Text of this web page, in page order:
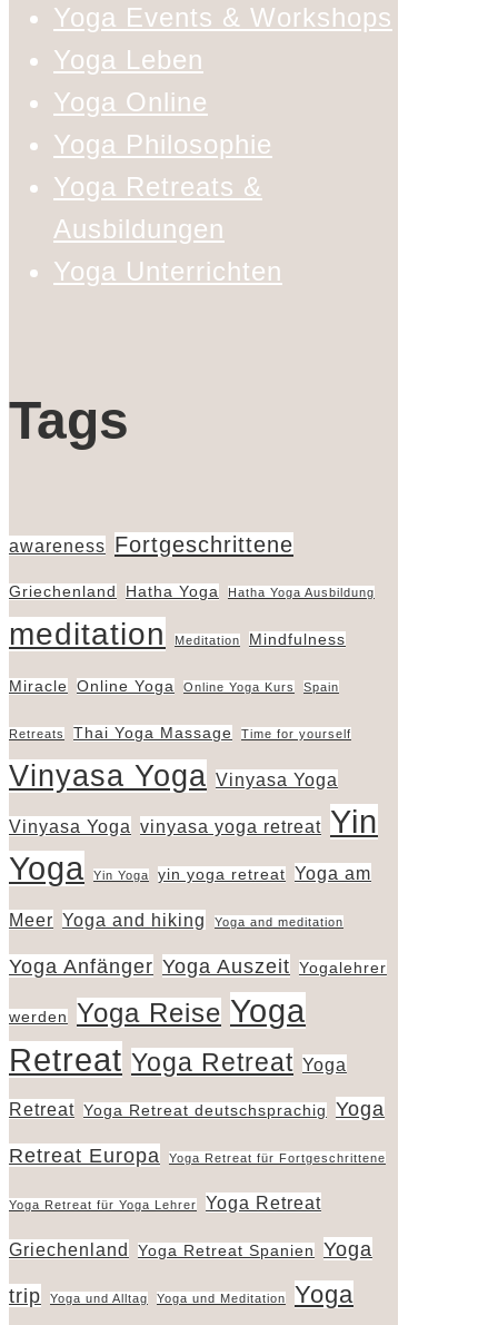
Yoga Events & Workshops
Yoga Leben
Yoga Online
Yoga Philosophie
Yoga Retreats &
Ausbildungen
Yoga Unterrichten
Tags
awareness Fortgeschrittene
Griechenland Hatha Yoga Hatha Yoga Ausbildung
meditation Meditation Mindfulness
Miracle Online Yoga Online Yoga Kurs Spain
Retreats Thai Yoga Massage Time for yourself
Vinyasa Yoga Vinyasa Yoga
Vinyasa Yoga vinyasa yoga retreat Yin
Yoga
Yin Yoga yin yoga retreat Yoga am
Meer Yoga and hiking Yoga and meditation
Yoga Anfänger Yoga Auszeit Yogalehrer
werden Yoga Reise Yoga
Retreat Yoga Retreat Yoga
Retreat Yoga Retreat deutschsprachig
Yoga
Retreat Europa
Yoga Retreat für Fortgeschrittene
Yoga Retreat für Yoga Lehrer Yoga Retreat
Griechenland Yoga Retreat Spanien
Yoga
trip
Yoga und Alltag Yoga und Meditation
Yoga